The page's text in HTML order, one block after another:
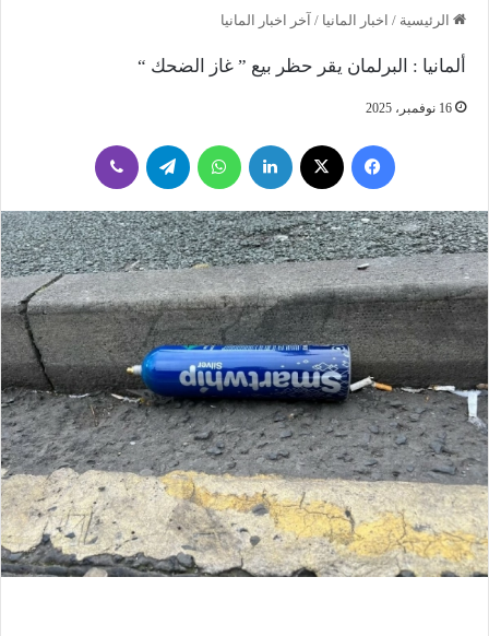
الرئيسية / اخبار المانيا / آخر اخبار المانيا
ألمانيا : البرلمان يقر حظر بيع ” غاز الضحك “
16 نوفمبر، 2025
فيسبوك لينكدإن واتساب تيلقرام